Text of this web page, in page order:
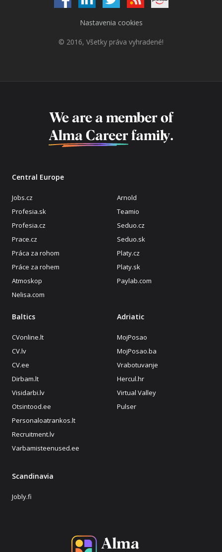
Nastavenia cookies
© 2016, Všetky práva vyhradené!
We are a member of
Alma Career family.
Central Europe
Jobs.cz
Profesia.sk
Profesia.cz
Prace.cz
Práca za rohom
Práce za rohem
Atmoskop
Nelisa.com
Arnold
Teamio
Seduo.cz
Seduo.sk
Platy.cz
Platy.sk
Paylab.com
Baltics
CVonline.lt
CV.lv
CV.ee
Dirbam.lt
Visidarbi.lv
Otsintood.ee
Personaloatrankos.lt
Recruitment.lv
Varbamisteenused.ee
Adriatic
MojPosao
MojPosao.ba
Vrabotuvanje
Hercul.hr
Virtual Valley
Pulser
Scandinavia
Jobly.fi